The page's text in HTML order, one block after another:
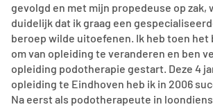
gevolgd en met mijn propedeuse op zak,
duidelijk dat ik graag een
beroep wilde uitoefenen. Ik heb toen het
om van opleiding te veranderen en ben
opleiding podotherapie gestart. Deze 4
opleiding te Eindhoven heb ik in 2006
Na eerst als podotherapeute in